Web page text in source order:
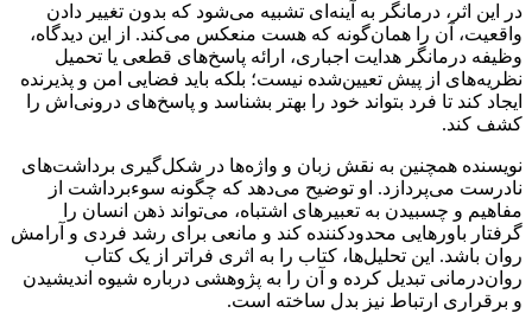
در این اثر، درمانگر به آینه‌ای تشبیه می‌شود که بدون تغییر دادن
واقعیت، آن را همان‌گونه که هست منعکس می‌کند. از این دیدگاه،
وظیفه درمانگر هدایت اجباری، ارائه پاسخ‌های قطعی یا تحمیل
نظریه‌های از پیش تعیین‌شده نیست؛ بلکه باید فضایی امن و پذیرنده
ایجاد کند تا فرد بتواند خود را بهتر بشناسد و پاسخ‌های درونی‌اش را
کشف کند.
نویسنده همچنین به نقش زبان و واژه‌ها در شکل‌گیری برداشت‌های
نادرست می‌پردازد. او توضیح می‌دهد که چگونه سوءبرداشت از
مفاهیم و چسبیدن به تعبیرهای اشتباه، می‌تواند ذهن انسان را
گرفتار باورهایی محدودکننده کند و مانعی برای رشد فردی و آرامش
روان باشد. این تحلیل‌ها، کتاب را به اثری فراتر از یک کتاب
روان‌درمانی تبدیل کرده و آن را به پژوهشی درباره شیوه اندیشیدن
و برقراری ارتباط نیز بدل ساخته است.